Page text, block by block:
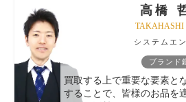
高橋
TAKAHASHI
システムエ
ブランド
買取する上で重要な要素と
することで、皆様のお品を